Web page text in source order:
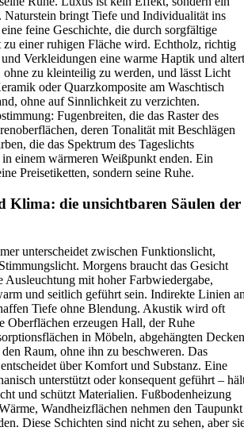
bringt Tiefe und Individualität ins
feine Geschichte, die durch sorgfältige
einer ruhigen Fläche wird. Echtholz, richtig
Verkleidungen eine warme Haptik und altert
zu kleinteilig zu werden, und lässt Licht
oder Quarzkomposite am Waschtisch
ohne auf Sinnlichkeit zu verzichten.
Fugenbreiten, die das Raster des
deren Tonalität mit Beschlägen
die das Spektrum des Tageslichts
einem wärmeren Weißpunkt enden. Ein
Preisetiketten, sondern seine Ruhe.
Klima: die unsichtbaren Säulen der
unterscheidet zwischen Funktionslicht,
Morgens braucht das Gesicht
Ausleuchtung mit hoher Farbwiedergabe,
und seitlich geführt sein. Indirekte Linien
Tiefe ohne Blendung. Akustik wird oft
Oberflächen erzeugen Hall, der Ruhe
in Möbeln, abgehängten Decken
Raum, ohne ihn zu beschweren. Das
über Komfort und Substanz. Eine
unterstützt oder konsequent geführt –
und schützt Materialien. Fußbodenheizung
Wandheizflächen nehmen den Taupunkt
Diese Schichten sind nicht zu sehen, aber